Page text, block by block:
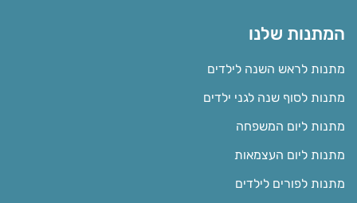
המתנות שלנו
מתנות לראש השנה לילדים
מתנות לסוף שנה לגני ילדים
מתנות ליום המשפחה
מתנות ליום העצמאות
מתנות לפורים לילדים